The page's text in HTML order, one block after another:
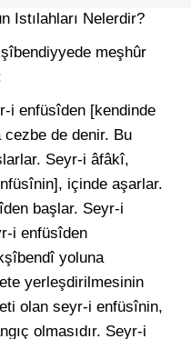
Istılahları Nelerdir?
meşhûr
i enfüsîden [kendinde
de denir. Bu
Seyr-i âfâkî,
içinde aşarlar.
başlar. Seyr-i
i enfüsîden
yoluna
yerleşdirilmesinin
olan seyr-i enfüsînin,
olmasıdır. Seyr-i